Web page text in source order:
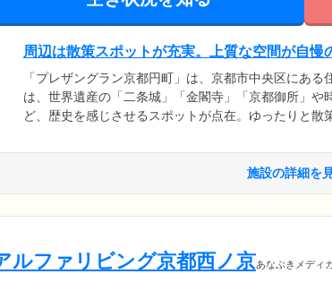
周辺は散策スポットが充実。上質な空間が自慢
「プレザングラン京都円町」は、京都市中央区にあ
は、世界遺産の「二条城」「金閣寺」「京都御所」
ど、歴史を感じさせるスポットが点在。ゆったりと
こにいるだけで気分が満たされるような上質な空間
ート空間である居室は、ベッド・トイレ・洗面台完備
施設の詳細を
ルファリビング京都西ノ京あなぶきメディ